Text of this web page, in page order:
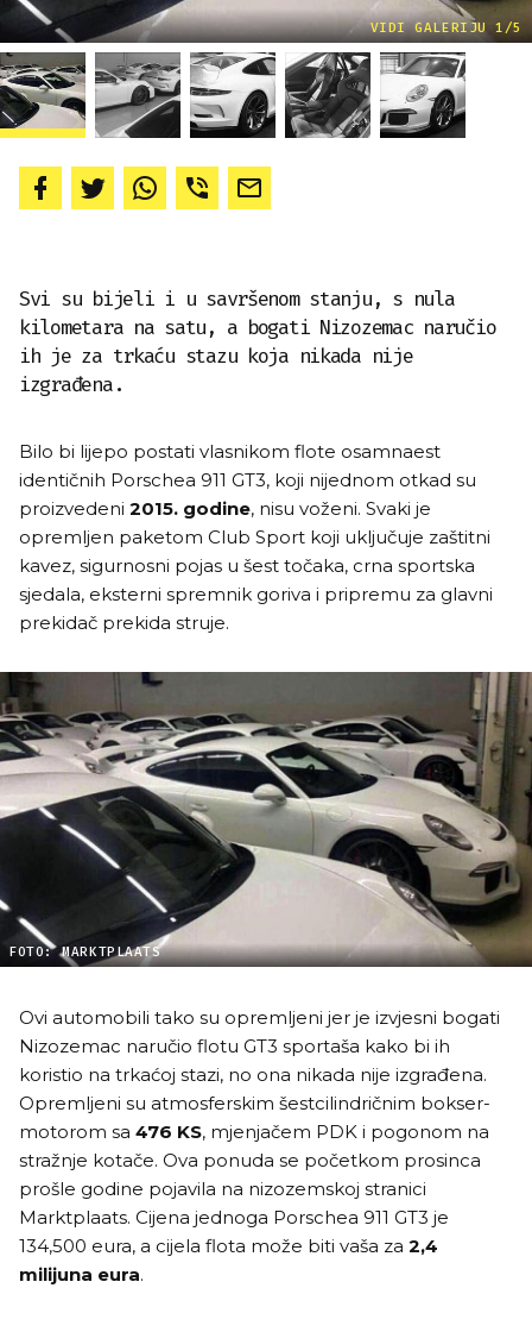
VIDI GALERIJU 1/5
Svi su bijeli i u savršenom stanju, s nula
kilometara na satu, a bogati Nizozemac naručio
ih je za trkaću stazu koja nikada nije
izgrađena.
Bilo bi lijepo postati vlasnikom flote osamnaest
identičnih Porschea 911 GT3, koji nijednom otkad su
proizvedeni 2015. godine, nisu voženi. Svaki je
opremljen paketom Club Sport koji uključuje zaštitni
kavez, sigurnosni pojas u šest točaka, crna sportska
sjedala, eksterni spremnik goriva i pripremu za glavni
prekidač prekida struje.
FOTO: MARKTPLAATS
Ovi automobili tako su opremljeni jer je izvjesni bogati
Nizozemac naručio flotu GT3 sportaša kako bi ih
koristio na trkaćoj stazi, no ona nikada nije izgrađena.
Opremljeni su atmosferskim šestcilindričnim bokser-
motorom sa 476 KS, mjenjačem PDK i pogonom na
stražnje kotače. Ova ponuda se početkom prosinca
prošle godine pojavila na nizozemskoj stranici
Marktplaats. Cijena jednoga Porschea 911 GT3 je
134,500 eura, a cijela flota može biti vaša za 2,4
milijuna eura.